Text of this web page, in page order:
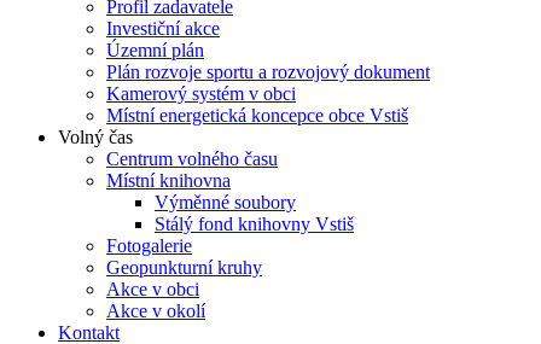
Profil zadavatele
Investiční akce
Územní plán
Plán rozvoje sportu a rozvojový dokument
Kamerový systém v obci
Místní energetická koncepce obce Vstiš
Volný čas
Centrum volného času
Místní knihovna
Výměnné soubory
Stálý fond knihovny Vstiš
Fotogalerie
Geopunkturní kruhy
Akce v obci
Akce v okolí
Kontakt